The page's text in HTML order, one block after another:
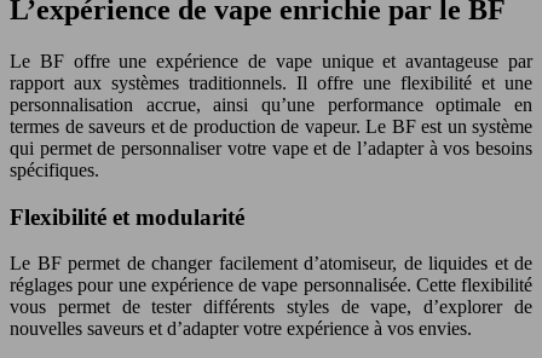
L’expérience de vape enrichie par le BF
Le BF offre une expérience de vape unique et avantageuse par
rapport aux systèmes traditionnels. Il offre une flexibilité et une
personnalisation accrue, ainsi qu’une performance optimale en
termes de saveurs et de production de vapeur. Le BF est un système
qui permet de personnaliser votre vape et de l’adapter à vos besoins
spécifiques.
Flexibilité et modularité
Le BF permet de changer facilement d’atomiseur, de liquides et de
réglages pour une expérience de vape personnalisée. Cette flexibilité
vous permet de tester différents styles de vape, d’explorer de
nouvelles saveurs et d’adapter votre expérience à vos envies.